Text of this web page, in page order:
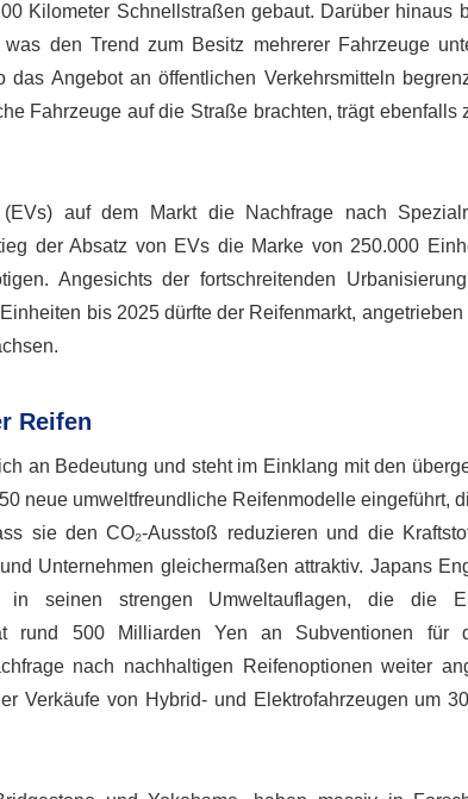
Kilometer Schnellstraßen gebaut. Darüber hinaus
den Trend zum Besitz mehrerer Fahrzeuge
Angebot an öffentlichen Verkehrsmitteln
Fahrzeuge auf die Straße brachten, trägt ebenfalls
auf dem Markt die Nachfrage nach
der Absatz von EVs die Marke von 250.000
Angesichts der fortschreitenden
bis 2025 dürfte der Reifenmarkt,
Reifen
an Bedeutung und steht im Einklang mit den
neue umweltfreundliche Reifenmodelle eingeführt,
sie den CO₂-Ausstoß reduzieren und die
Unternehmen gleichermaßen attraktiv. Japans
seinen strengen Umweltauflagen, die die
rund 500 Milliarden Yen an Subventionen für
nach nachhaltigen Reifenoptionen weiter
Verkäufe von Hybrid- und Elektrofahrzeugen um